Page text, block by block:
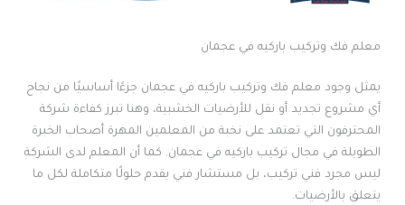
معلم فك وتركيب باركيه في عجمان
يمثل وجود معلم فك وتركيب باركيه في عجمان جزءًا أساسيًا من نجاح
أي مشروع تجديد أو نقل للأرضيات الخشبية، وهنا تبرز كفاءة شركة
المحترفون التي تعتمد على نخبة من المعلمين المهرة أصحاب الخبرة
الطويلة في مجال تركيب باركيه في عجمان. كما أن المعلم لدى الشركة
ليس مجرد فني تركيب، بل مستشار فني يقدم حلولًا متكاملة لكل ما
يتعلق بالأرضيات.